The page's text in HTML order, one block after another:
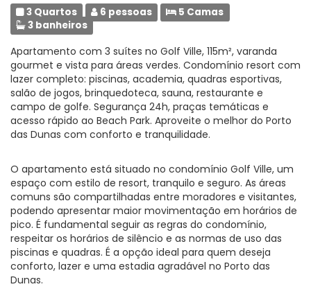
3 Quartos 6 pessoas
5 Camas
3 banheiros
Apartamento com 3 suítes no Golf Ville, 115m², varanda
gourmet e vista para áreas verdes. Condomínio resort com
lazer completo: piscinas, academia, quadras esportivas,
salão de jogos, brinquedoteca, sauna, restaurante e
campo de golfe. Segurança 24h, praças temáticas e
acesso rápido ao Beach Park. Aproveite o melhor do Porto
das Dunas com conforto e tranquilidade.
O apartamento está situado no condomínio Golf Ville, um
espaço com estilo de resort, tranquilo e seguro. As áreas
comuns são compartilhadas entre moradores e visitantes,
podendo apresentar maior movimentação em horários de
pico. É fundamental seguir as regras do condomínio,
respeitar os horários de silêncio e as normas de uso das
piscinas e quadras. É a opção ideal para quem deseja
conforto, lazer e uma estadia agradável no Porto das
Dunas.